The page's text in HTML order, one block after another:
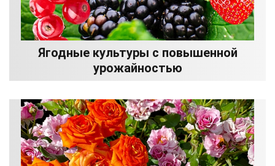
Ягодные культуры с повышенной
урожайностью